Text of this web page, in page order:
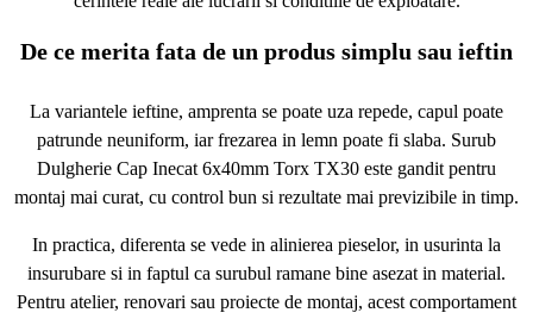
De ce merita fata de un produs simplu sau ieftin
La variantele ieftine, amprenta se poate uza repede, capul poate
patrunde neuniform, iar frezarea in lemn poate fi slaba. Surub
Dulgherie Cap Inecat 6x40mm Torx TX30 este gandit pentru
montaj mai curat, cu control bun si rezultate mai previzibile in timp.
In practica, diferenta se vede in alinierea pieselor, in usurinta la
insurubare si in faptul ca surubul ramane bine asezat in material.
Pentru atelier, renovari sau proiecte de montaj, acest comportament